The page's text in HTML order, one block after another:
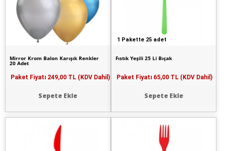
Mirror Krom Balon Karışık Renkler
20 Adet
Paket Fiyatı 249,00 TL (KDV Dahil)
Sepete Ekle
1 Pakette 25 adet
Fıstık Yeşili 25 Li Bıçak
Paket Fiyatı 65,00 TL (KDV Dahil)
Sepete Ekle